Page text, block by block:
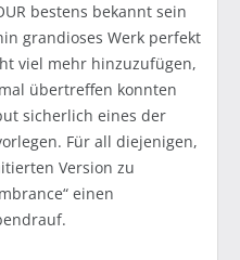
bestens bekannt sein
grandioses Werk perfekt
viel mehr hinzuzufügen,
übertreffen konnten
sicherlich eines der
Für all diejenigen,
Version zu
einen